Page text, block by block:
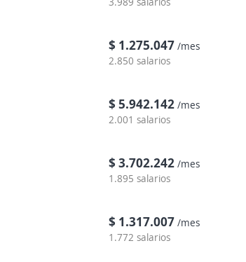
$ 1.275.047 /mes
2.850 salarios
$ 5.942.142 /mes
2.001 salarios
$ 3.702.242 /mes
1.895 salarios
$ 1.317.007 /mes
1.772 salarios